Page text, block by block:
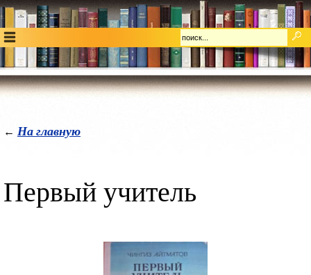
← На главную
Первый учитель